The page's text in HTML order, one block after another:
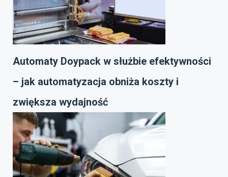
Automaty Doypack w służbie efektywności
– jak automatyzacja obniża koszty i
zwiększa wydajność